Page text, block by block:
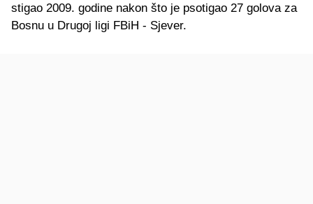
stigao 2009. godine nakon što je psotigao 27 golova za
Bosnu u Drugoj ligi FBiH - Sjever.